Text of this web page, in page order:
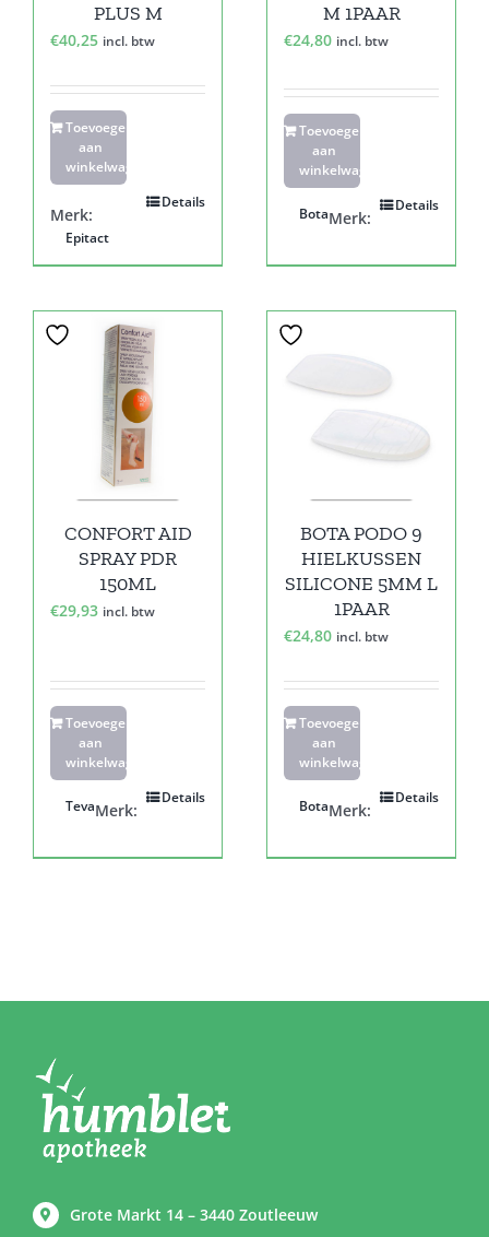
PLUS M
€40,25 incl. btw
Toevoegen
aan
winkelwagen
Details
Merk:
Epitact
M 1PAAR
€24,80 incl. btw
Toevoegen
aan
winkelwagen
Details
Merk:
Bota
CONFORT AID
SPRAY PDR
150ML
€29,93 incl. btw
Toevoegen
aan
winkelwagen
Details
Merk:
Teva
BOTA PODO 9
HIELKUSSEN
SILICONE 5MM L
1PAAR
€24,80 incl. btw
Toevoegen
aan
winkelwagen
Details
Merk:
Bota
Grote Markt 14 – 3440 Zoutleeuw